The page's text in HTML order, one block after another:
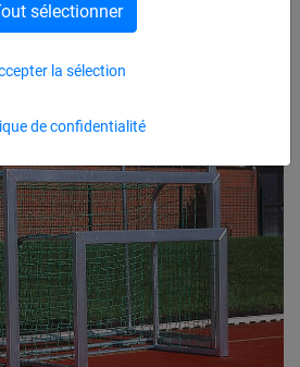
de confidentialité
la sélection
sélectionner